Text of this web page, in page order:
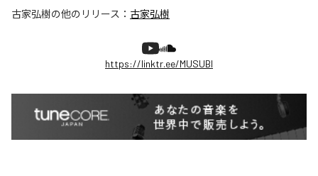
古家弘樹の他のリリース： 古家弘樹
https://linktr.ee/MUSUBI